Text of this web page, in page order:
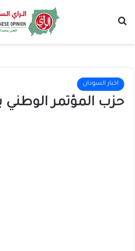
اخبار السودان
حزب المؤتمر الوطني